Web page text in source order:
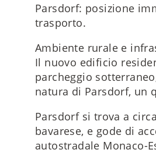
Parsdorf: posizione
trasporto.
Ambiente rurale e
Il nuovo edificio
parcheggio
natura di Parsdorf, un
Parsdorf si trova a
bavarese, e gode di
autostradale Monaco-